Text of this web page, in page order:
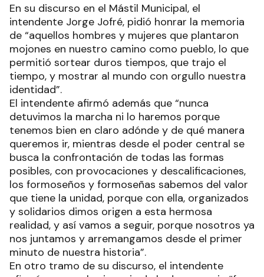
En su discurso en el Mástil Municipal, el
intendente Jorge Jofré, pidió honrar la memoria
de “aquellos hombres y mujeres que plantaron
mojones en nuestro camino como pueblo, lo que
permitió sortear duros tiempos, que trajo el
tiempo, y mostrar al mundo con orgullo nuestra
identidad”.
El intendente afirmó además que “nunca
detuvimos la marcha ni lo haremos porque
tenemos bien en claro adónde y de qué manera
queremos ir, mientras desde el poder central se
busca la confrontación de todas las formas
posibles, con provocaciones y descalificaciones,
los formoseños y formoseñas sabemos del valor
que tiene la unidad, porque con ella, organizados
y solidarios dimos origen a esta hermosa
realidad, y así vamos a seguir, porque nosotros ya
nos juntamos y arremangamos desde el primer
minuto de nuestra historia”.
En otro tramo de su discurso, el intendente